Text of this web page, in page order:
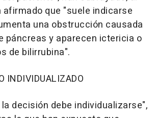
afirmado que "suele indicarse
una obstrucción causada
páncreas y aparecen ictericia o
de bilirrubina".
INDIVIDUALIZADO
decisión debe individualizarse",